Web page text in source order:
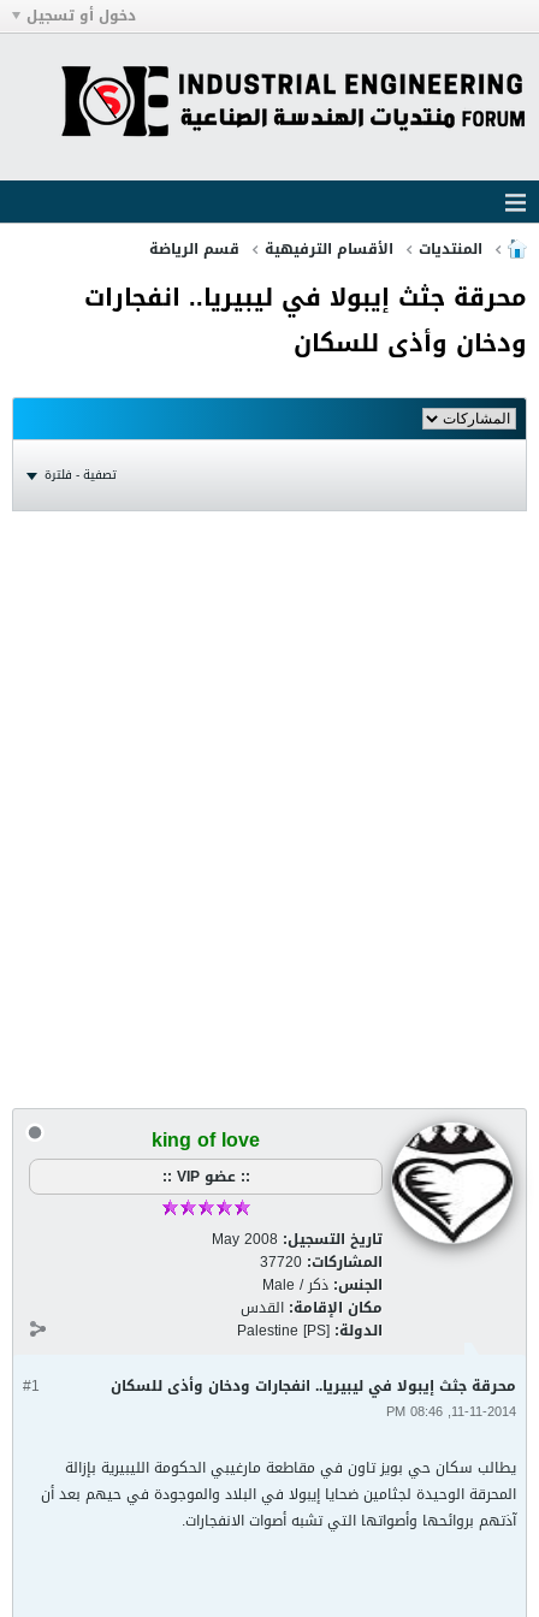
دخول أو تسجيل
المنتديات الأقسام الترفيهية قسم الرياضة
محرقة جثث إيبولا في ليبيريا.. انفجارات
ودخان وأذى للسكان
تصفية - فلترة
king of love
:: عضو VIP ::
تاريخ التسجيل: May 2008
المشاركات: 37720
الجنس: ذكر / Male
مكان الإقامة: القدس
الدولة: Palestine [PS]
#1 محرقة جثث إيبولا في ليبيريا.. انفجارات ودخان وأذى للسكان
11-11-2014, 08:46 PM
يطالب سكان حي بويز تاون في مقاطعة مارغيبي الحكومة الليبيرية بإزالة
المحرقة الوحيدة لجثامين ضحايا إيبولا في البلاد والموجودة في حيهم بعد أن
آذتهم بروائحها وأصواتها التي تشبه أصوات الانفجارات.